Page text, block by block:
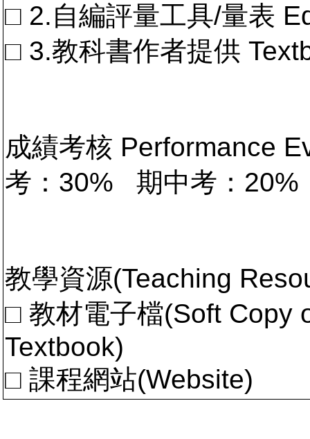
□ 2.自編評量工具/量表
□ 3.教科書作者提供
成績考核 Performance
考：30% 期中考：
教學資源(Teaching
□ 教材電子檔(Soft Copy
Textbook)
□ 課程網站(Website)